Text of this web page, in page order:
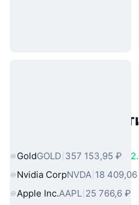
Популярные
GoldGOLD 357 153,95 ₽
Nvidia CorpNVDA 18
Apple Inc.AAPL 25 766,6 ₽